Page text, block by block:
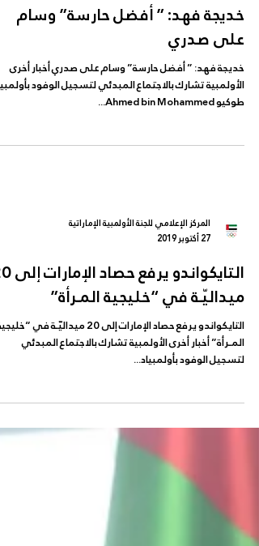
خديجة فهد: ” أفضل حارسة” وسام
على صدري
خديجة فهد: ” أفضل حارسة” وسام على صدري أخبار أخرى
الأولمبية تشارك بالاجتماع المبدئي لتسجيل الوفود
طوكيو Ahmed bin Mohammed...
المركز الإعلامي للجنة الأولمبية الإماراتية
27 أكتوبر 2019
التايكواندو
ميداليّـة في “خليجية المـرأة”
التايكواندو يرفع حصاد الإمارات إلى 20 ميداليّـة في
المـرأة” أخبار أخرى الأولمبية تشارك بالاجتماع المبدئي
لتسجيل الوفود بأولمبياد...